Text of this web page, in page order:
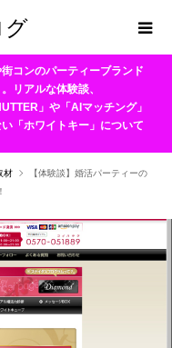
グ
コンのパーティーブランド
リアルな体験談、
」や「AIマッチング」
「ホワイトキー」について
材
【体験談】婚活パーティーの